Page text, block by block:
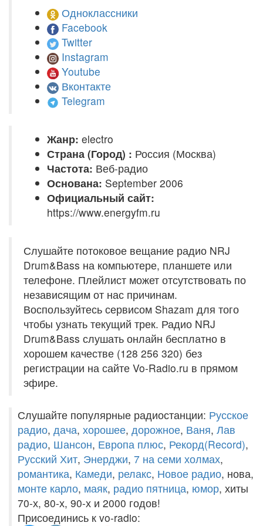
Одноклассники
Facebook
Twitter
Instagram
Youtube
Вконтакте
Telegram
Жанр: electro
Страна (Город) : Россия (Москва)
Частота: Веб-радио
Основана: September 2006
Официальный сайт:
https://www.energyfm.ru
Слушайте потоковое вещание радио NRJ
Drum&Bass на компьютере, планшете или
телефоне. Плейлист может отсутствовать по
независящим от нас причинам.
Воспользуйтесь сервисом Shazam для того
чтобы узнать текущий трек. Радио NRJ
Drum&Bass слушать онлайн бесплатно в
хорошем качестве (128 256 320) без
регистрации на сайте Vo-Radio.ru в прямом
эфире.
Слушайте популярные радиостанции: Русское
радио, дача, хорошее, дорожное, Ваня, Лав
радио, Шансон, Европа плюс, Рекорд(Record),
Русский Хит, Энерджи, 7 на семи холмах,
романтика, Камеди, релакс, Новое радио, нова,
монте карло, маяк, радио пятница, юмор, хиты
70-х, 80-х, 90-х и 2000 годов!
Присоединись к vo-radio: